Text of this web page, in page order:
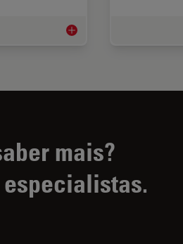
Indústria metalúrgica
mais?
especialistas.